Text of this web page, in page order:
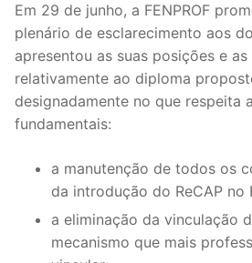
2º/3º CEB / SECUNDÁRIO
ENSINO ARTÍSTICO
EDUCAÇÃO ESPECIAL
ENSINO SUPERIOR
PROFESSORES
Em 29 de junho, a FENPROF
plenário de esclarecimento aos
apresentou as suas posições e as
relativamente ao diploma
designadamente no que respeita
fundamentais:
a manutenção de todos os
da introdução do ReCAP no
a eliminação da vinculação
mecanismo que mais